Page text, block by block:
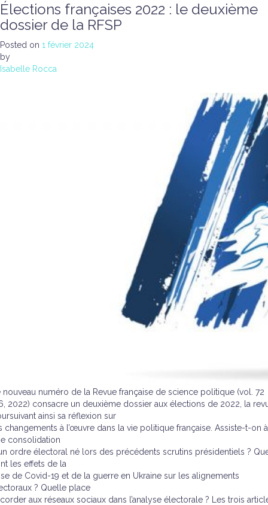
Élections françaises 2022 : le deuxième
dossier de la RFSP
Posted on 1 février 2024
by
Isabelle Rocca
nouveau numéro de la Revue française de science politique (vol. 72
2022) consacre un deuxième dossier aux élections de 2022, la
ainsi sa réflexion sur
changements à l’œuvre dans la vie politique française. Assiste-t-on à
consolidation
ordre électoral né lors des précédents scrutins présidentiels ?
les effets de la
de Covid-19 et de la guerre en Ukraine sur les alignements
? Quelle place
aux réseaux sociaux dans l’analyse électorale ? Les trois